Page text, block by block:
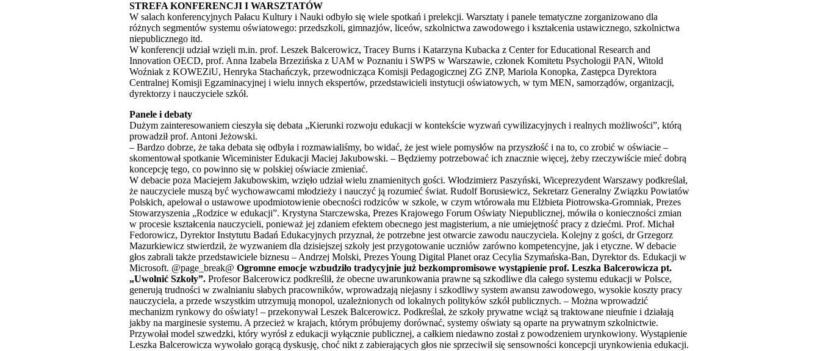
STREFA KONFERENCJI I WARSZTATÓW
W salach konferencyjnych Pałacu Kultury i Nauki odbyło się wiele spotkań i prelekcji. Warsztaty i panele tematyczne zorganizowano dla
różnych segmentów systemu oświatowego: przedszkoli, gimnazjów, liceów, szkolnictwa zawodowego i kształcenia ustawicznego, szkolnictwa
niepublicznego itd.
W konferencji udział wzięli m.in. prof. Leszek Balcerowicz, Tracey Burns i Katarzyna Kubacka z Center for Educational Research and
Innovation OECD, prof. Anna Izabela Brzezińska z UAM w Poznaniu i SWPS w Warszawie, członek Komitetu Psychologii PAN, Witold
Woźniak z KOWEZiU, Henryka Stachańczyk, przewodnicząca Komisji Pedagogicznej ZG ZNP, Mariola Konopka, Zastępca Dyrektora
Centralnej Komisji Egzaminacyjnej i wielu innych ekspertów, przedstawicieli instytucji oświatowych, w tym MEN, samorządów, organizacji,
dyrektorzy i nauczyciele szkół.
Panele i debaty
Dużym zainteresowaniem cieszyła się debata „Kierunki rozwoju edukacji w kontekście wyzwań cywilizacyjnych i realnych możliwości”, którą
prowadził prof. Antoni Jeżowski.
– Bardzo dobrze, że taka debata się odbyła i rozmawialiśmy, bo widać, że jest wiele pomysłów na przyszłość i na to, co zrobić w oświacie –
skomentował spotkanie Wiceminister Edukacji Maciej Jakubowski. – Będziemy potrzebować ich znacznie więcej, żeby rzeczywiście mieć dobrą
koncepcję tego, co powinno się w polskiej oświacie zmieniać.
W debacie poza Maciejem Jakubowskim, wzięło udział wielu znamienitych gości. Włodzimierz Paszyński, Wiceprezydent Warszawy podkreślał,
że nauczyciele muszą być wychowawcami młodzieży i nauczyć ją rozumieć świat. Rudolf Borusiewicz, Sekretarz Generalny Związku Powiatów
Polskich, apelował o ustawowe upodmiotowienie obecności rodziców w szkole, w czym wtórowała mu Elżbieta Piotrowska-Gromniak, Prezes
Stowarzyszenia „Rodzice w edukacji”. Krystyna Starczewska, Prezes Krajowego Forum Oświaty Niepublicznej, mówiła o konieczności zmian
w procesie kształcenia nauczycieli, ponieważ jej zdaniem efektem obecnego jest magisterium, a nie umiejętność pracy z dziećmi. Prof. Michał
Fedorowicz, Dyrektor Instytutu Badań Edukacyjnych przyznał, że potrzebne jest otwarcie zawodu nauczyciela. Kolejny z gości, dr Grzegorz
Mazurkiewicz stwierdził, że wyzwaniem dla dzisiejszej szkoły jest przygotowanie uczniów zarówno kompetencyjne, jak i etyczne. W debacie
głos zabrali także przedstawiciele biznesu – Andrzej Molski, Prezes Young Digital Planet oraz Cecylia Szymańska-Ban, Dyrektor ds. Edukacji w
Microsoft. @page_break@ Ogromne emocje wzbudziło tradycyjnie już bezkompromisowe wystąpienie prof. Leszka Balcerowicza pt.
„Uwolnić Szkoły”. Profesor Balcerowicz podkreślił, że obecne uwarunkowania prawne są szkodliwe dla całego systemu edukacji w Polsce,
generują trudności w zwalnianiu słabych pracowników, wprowadzają niejasny i szkodliwy system awansu zawodowego, wysokie koszty pracy
nauczyciela, a przede wszystkim utrzymują monopol, uzależnionych od lokalnych polityków szkół publicznych. – Można wprowadzić
mechanizm rynkowy do oświaty! – przekonywał Leszek Balcerowicz. Podkreślał, że szkoły prywatne wciąż są traktowane nieufnie i działają
jakby na marginesie systemu. A przecież w krajach, którym próbujemy dorównać, systemy oświaty są oparte na prywatnym szkolnictwie.
Przywołał model szwedzki, który wyrósł z edukacji wyłącznie publicznej, a całkiem niedawno został z powodzeniem urynkowiony. Wystąpienie
Leszka Balcerowicza wywołało gorącą dyskusję, choć nikt z zabierających głos nie sprzeciwił się sensowności koncepcji urynkowienia edukacji.